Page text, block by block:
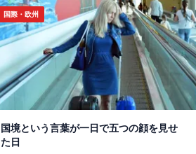
国際・欧州
国境という言葉が一日で五つの顔を見せ
た日